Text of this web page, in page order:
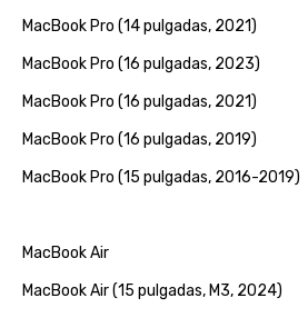
MacBook Pro (14 pulgadas, 2021)
MacBook Pro (16 pulgadas, 2023)
MacBook Pro (16 pulgadas, 2021)
MacBook Pro (16 pulgadas, 2019)
MacBook Pro (15 pulgadas, 2016-2019)
MacBook Air
MacBook Air (15 pulgadas, M3, 2024)